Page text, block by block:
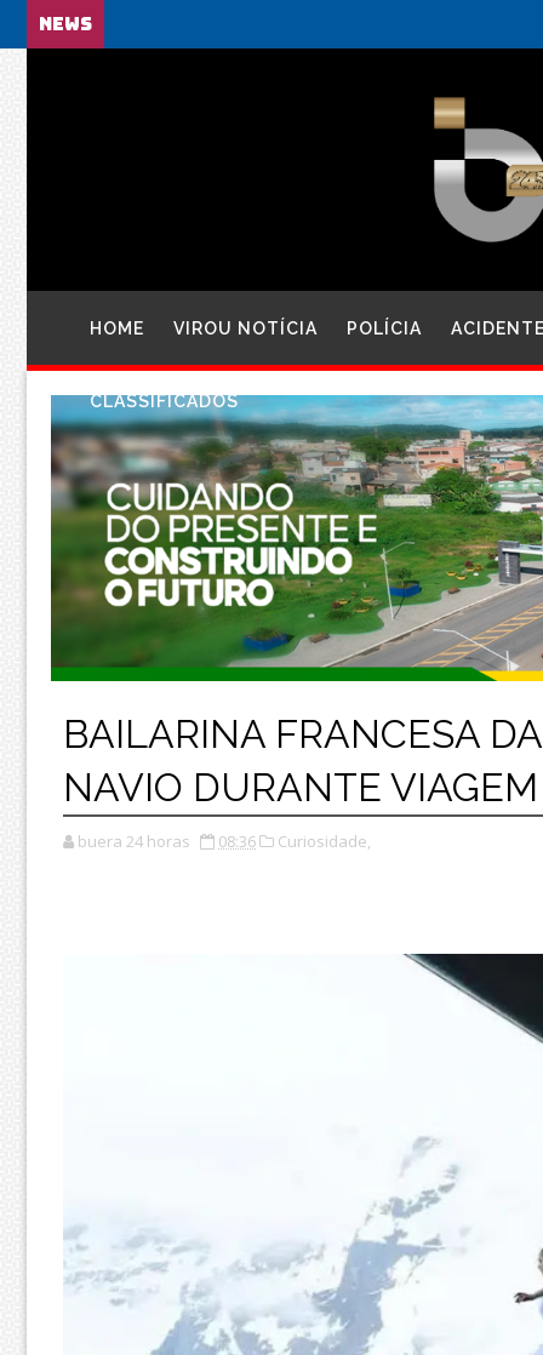
NEWS
HOME VIROU NOTÍCIA POLÍCIA
CLASSIFICADOS
BAILARINA FRANCESA
NAVIO DURANTE
buera 24 horas 08:36 Curiosidade,